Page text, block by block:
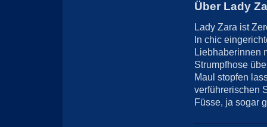
Über Lady
Lady Zara ist
In chic
Liebhaberinnen
Strumpfhose
Maul stopfen
verführerischen
Füsse, ja sogar